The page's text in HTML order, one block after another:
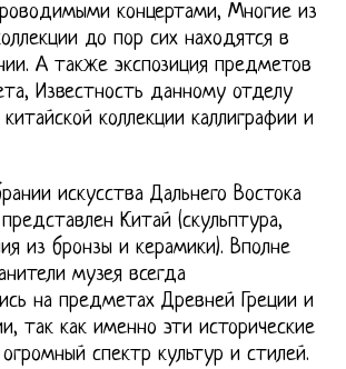
концертами, Многие из
до пор сих находятся в
А также экспозиция предметов
Известность данному отделу
коллекции каллиграфии и
искусства Дальнего Востока
Китай (скульптура,
из бронзы и керамики). Вполне
музея всегда
на предметах Древней Греции и
так как именно эти исторические
спектр культур и стилей.